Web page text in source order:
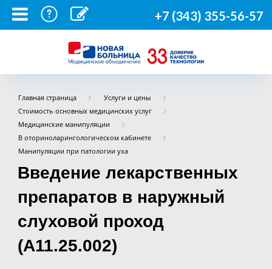
+7 (343) 355-56-57
Главная страница
Услуги и цены
Стоимость основных медицинских услуг
Медицинские манипуляции
В оториноларингологическом кабинете
Манипуляции при патологии уха
Введение лекарственных
препаратов в наружный
слуховой проход
(A11.25.002)